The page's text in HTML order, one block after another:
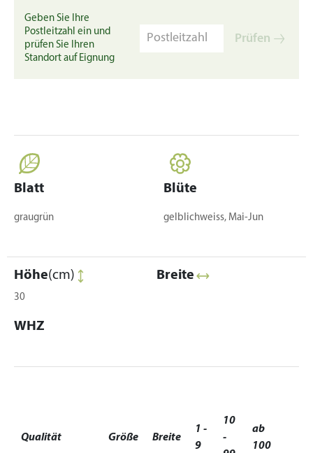
Geben Sie Ihre
Postleitzahl ein und
prüfen Sie Ihren
Standort auf Eignung
Prüfen
Blatt
graugrün
Blüte
gelblichweiss, Mai-Jun
Höhe(cm)
30
Breite
WHZ
Qualität Größe Breite
1 -
9
10
-
ab
100